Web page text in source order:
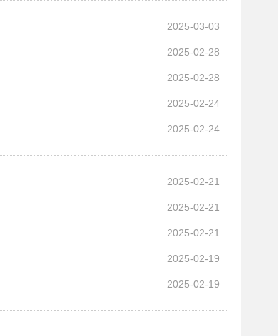
2025-03-03
2025-02-28
2025-02-28
2025-02-24
2025-02-24
2025-02-21
2025-02-21
2025-02-21
2025-02-19
2025-02-19